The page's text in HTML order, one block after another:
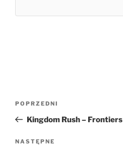
Poprzedni
wpis
POPRZEDNI
Kingdom Rush – Frontiers
Następny
NASTĘPNE